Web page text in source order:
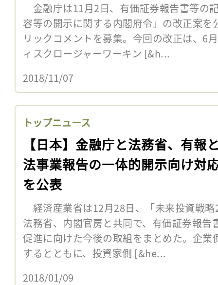
金融庁は11月2日、有価証券報告書等の
容等の開示に関する内閣府令」の改正案
リックコメントを募集。今回の改正は、6
ィスクロージャーワーキン [&h...
2018/11/07
トップニュース
【日本】金融庁と法務省、有報
法事業報告の一体的開示向け対
を公表
経済産業省は12月28日、「未来投資戦
法務省、内閣官房と共同で、有価証券報告
促進に向けた今後の取組をまとめた。企業
するとともに、投資家側 [&he...
2018/01/09